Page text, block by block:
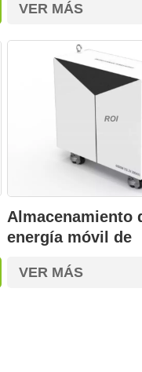
VER MÁS
Almacenamiento
energía móvil de
VER MÁS